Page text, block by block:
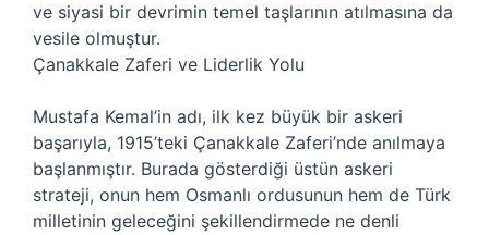
ve siyasi bir devrimin temel taşlarının atılmasına da
vesile olmuştur.
Çanakkale Zaferi ve Liderlik Yolu
Mustafa Kemal’in adı, ilk kez büyük bir askeri
başarıyla, 1915’teki Çanakkale Zaferi’nde anılmaya
başlanmıştır. Burada gösterdiği üstün askeri
strateji, onun hem Osmanlı ordusunun hem de Türk
milletinin geleceğini şekillendirmede ne denli